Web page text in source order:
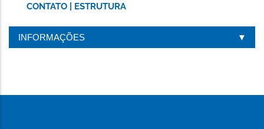
CONTATO | ESTRUTURA
INFORMAÇÕES